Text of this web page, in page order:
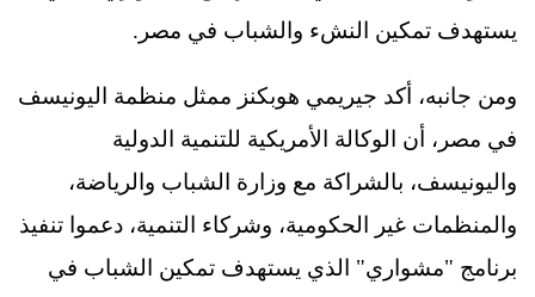
يستهدف تمكين النشء والشباب في مصر.
ومن جانبه، أكد جيريمي هوبكنز ممثل منظمة اليونيسف
في مصر، أن الوكالة الأمريكية للتنمية الدولية
واليونيسف، بالشراكة مع وزارة الشباب والرياضة،
والمنظمات غير الحكومية، وشركاء التنمية، دعموا تنفيذ
برنامج "مشواري" الذي يستهدف تمكين الشباب في